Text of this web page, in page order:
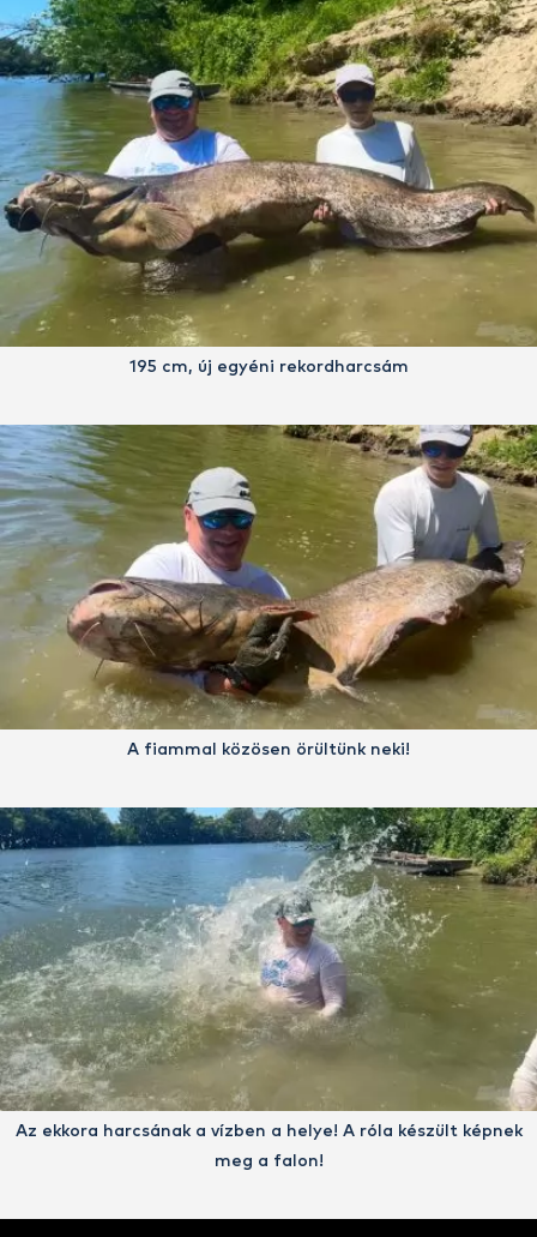
195 cm, új egyéni rekordharcsám
A fiammal közösen örültünk neki!
Az ekkora harcsának a vízben a helye! A róla készült képnek
meg a falon!